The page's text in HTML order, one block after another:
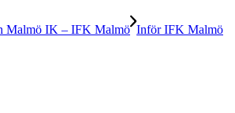
Malmö IK – IFK Malmö Inför IFK Malmö